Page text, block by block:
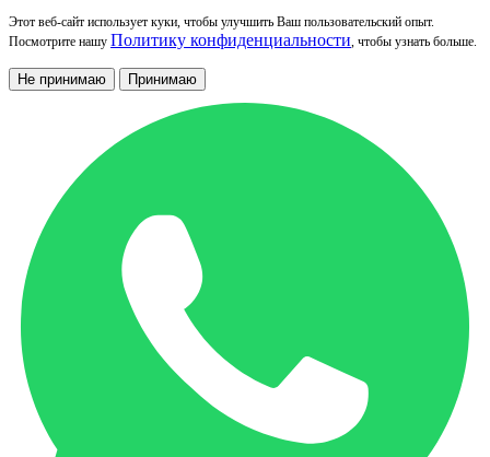
Этот веб-сайт использует куки, чтобы улучшить Ваш пользовательский опыт.
Посмотрите нашу Политику конфиденциальности, чтобы узнать больше.
Не принимаю Принимаю